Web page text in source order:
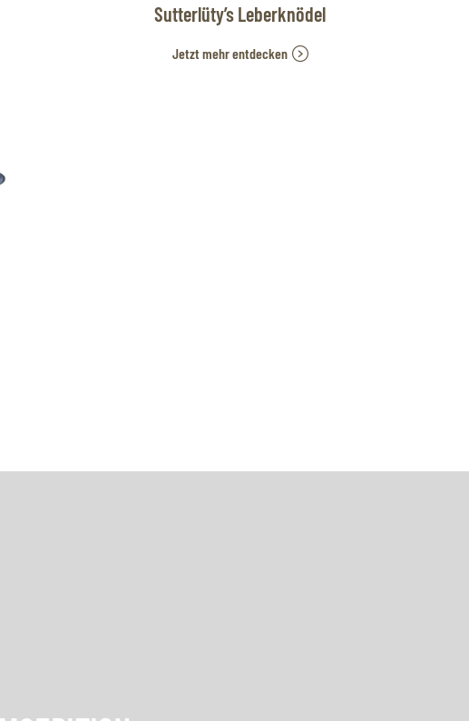
Sutterlüty’s Leberknödel
Jetzt mehr entdecken